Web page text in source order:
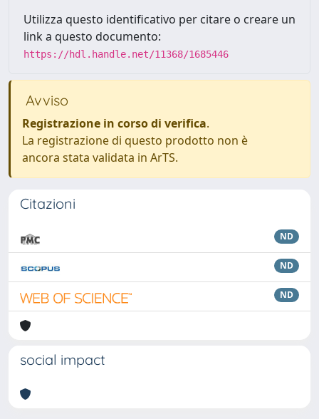
Utilizza questo identificativo per citare o creare un
link a questo documento:
https://hdl.handle.net/11368/1685446
Avviso
Registrazione in corso di verifica.
La registrazione di questo prodotto non è
ancora stata validata in ArTS.
Citazioni
ND
ND
ND
social impact